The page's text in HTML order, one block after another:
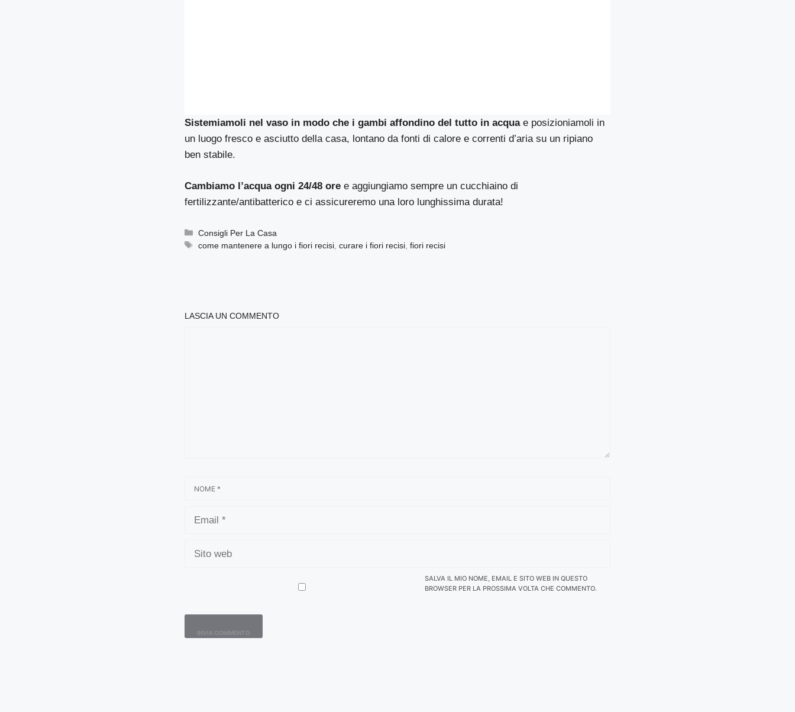
Sistemiamoli nel vaso in modo che i gambi affondino del tutto in acquae posizioniamoli in
un luogo fresco e asciutto della casa, lontano da fonti di calore e correnti d’aria su un ripiano
ben stabile.
Cambiamo l’acqua ogni 24/48 ore e aggiungiamo sempre un cucchiaino di
fertilizzante/antibatterico e ci assicureremo una loro lunghissima durata!
Categorie
Consigli Per La Casa
Tag
come mantenere a lungo i fiori recisi ,curare i fiori recisi ,fiori recisi
LASCIA UN COMMENTO
WEB
SALVA IL MIO NOME, EMAIL E SITO WEB IN QUESTO
BROWSER PER LA PROSSIMA VOLTA CHE COMMENTO.